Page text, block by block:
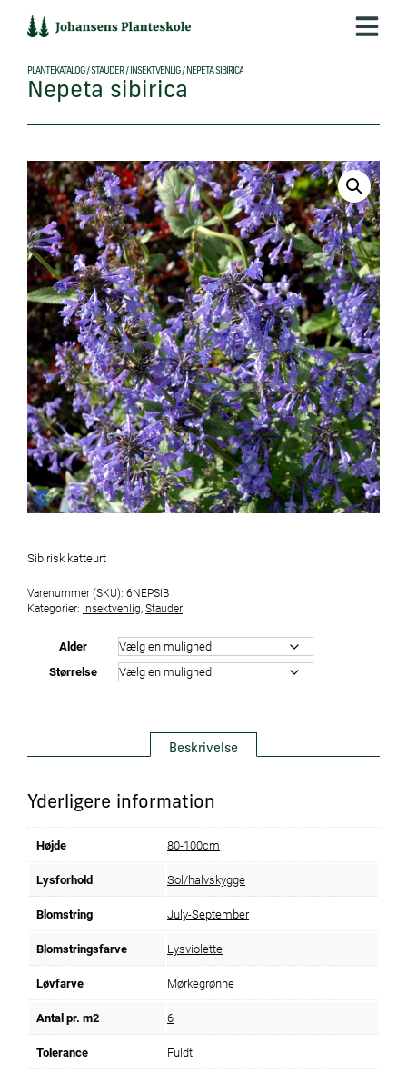
indholdet
PLANTEKATALOG/STAUDER/ INSEKTVENLIG/ NEPETA SIBIRICA
Nepeta sibirica
Sibirisk katteurt
Varenummer (SKU): 6NEPSIB
Kategorier: Insektvenlig Stauder
Alder
Størrelse
Beskrivelse
Yderligere information
Højde 80-100cm
Lysforhold Sol/halvskygge
Blomstring July-September
Blomstringsfarve Lysviolette
Løvfarve Mørkegrønne
Antal pr. m2 6
Tolerance Fuldt